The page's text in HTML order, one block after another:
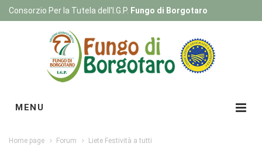
Consorzio Per la Tutela dell'I.G.P. Fungo di Borgotaro
MENU
Home page Forum Liete Festività a tutti